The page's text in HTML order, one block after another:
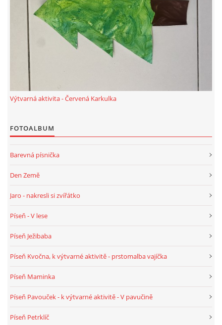
PÍSNĚ K TÉMATU PODZIM
BÁSNĚ K TÉMATU PODZIM
POHYBOVÉ AKTIVITY NA TÉMA PODZIM
BÁSNĚ K TÉMATU ZIMA
VZDĚLÁVACÍ PLÁN OD ZÁŘÍ DO ČERVNA
SMYSLOVÁ AKTIVITA
JÓGOVÉ CVIČENÍ, TYPY, RADY, RECENZE
Výtvarná aktivita - Červená Karkulka
FOTOALBUM
Barevná písnička
Den Země
Jaro - nakresli si zvířátko
Píseň - V lese
Píseň Ježibaba
Píseň Kvočna, k výtvarné aktivitě - prstomalba vajíčka
Píseň Maminka
Píseň Pavouček - k výtvarné aktivitě - V pavučině
Píseň Petrklíč